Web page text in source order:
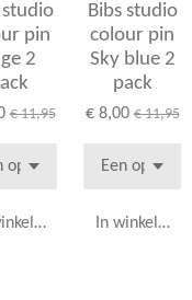
studio
pin
2
€ 11,95
Bibs studio
colour pin
Sky blue 2
pack
€ 8,00 € 11,95
In